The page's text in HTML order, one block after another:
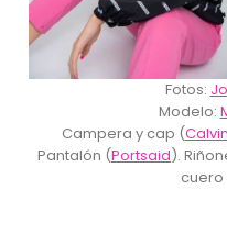
Fotos:
Modelo:
Campera y cap (
Pantalón (Portsaid).
cuero